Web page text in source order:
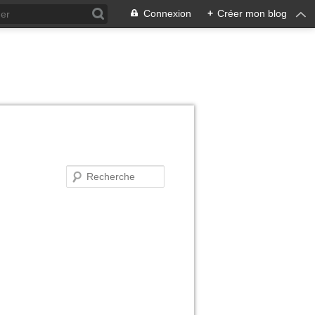
Connexion + Créer mon blog